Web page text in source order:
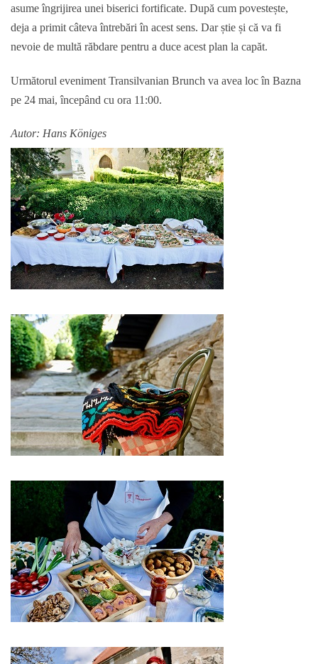
asume îngrijirea unei biserici fortificate. După cum povestește,
deja a primit câteva întrebări în acest sens. Dar știe și că va fi
nevoie de multă răbdare pentru a duce acest plan la capăt.
Următorul eveniment Transilvanian Brunch va avea loc în Bazna
pe 24 mai, începând cu ora 11:00.
Autor: Hans Königes